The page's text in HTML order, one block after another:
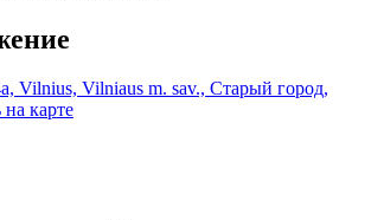
Vilnius, Vilniaus m. sav., Старый город,
карте